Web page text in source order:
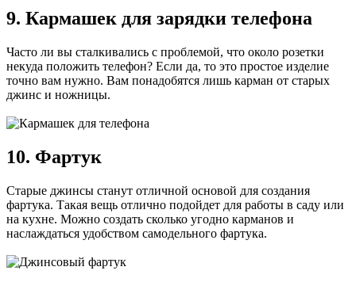
9. Кармашек для зарядки телефона
Часто ли вы сталкивались с проблемой, что около розетки
некуда положить телефон? Если да, то это простое изделие
точно вам нужно. Вам понадобятся лишь карман от старых
джинс и ножницы.
10. Фартук
Старые джинсы станут отличной основой для создания
фартука. Такая вещь отлично подойдет для работы в саду или
на кухне. Можно создать сколько угодно карманов и
наслаждаться удобством самодельного фартука.